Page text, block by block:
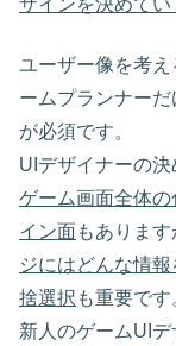
ザインを決めてい
ユーザー像を考
ームプランナー
が必須です。
UIデザイナーの
ゲーム画面全体
イン面もありま
ジにはどんな情
捨選択 も重要です
新人のゲームUI